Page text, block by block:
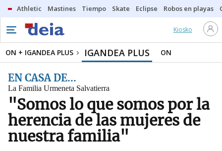
Athletic Mastines Tiempo Skate Eclipse Robos en playas
Kiosko
ON + IGANDEA PLUS IGANDEA PLUS ON
EN CASA DE...
La Familia Urmeneta Salvatierra
"Somos lo que somos por la
herencia de las mujeres de
nuestra familia"